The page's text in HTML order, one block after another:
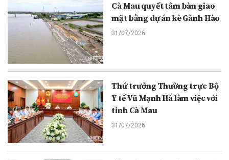
Cà Mau quyết tâm bàn giao
mặt bằng dự án kè Gành Hào
31/07/2026
Thứ trưởng Thường trực Bộ
Y tế Vũ Mạnh Hà làm việc với
tỉnh Cà Mau
31/07/2026